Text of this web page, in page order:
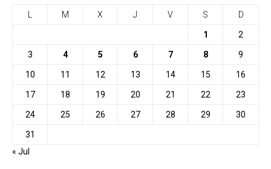
M X J V S D
1 2
3 4 5 6 7 8 9
10 11 12 13 14 15 16
17 18 19 20 21 22 23
24 25 26 27 28 29 30
31
« Jul